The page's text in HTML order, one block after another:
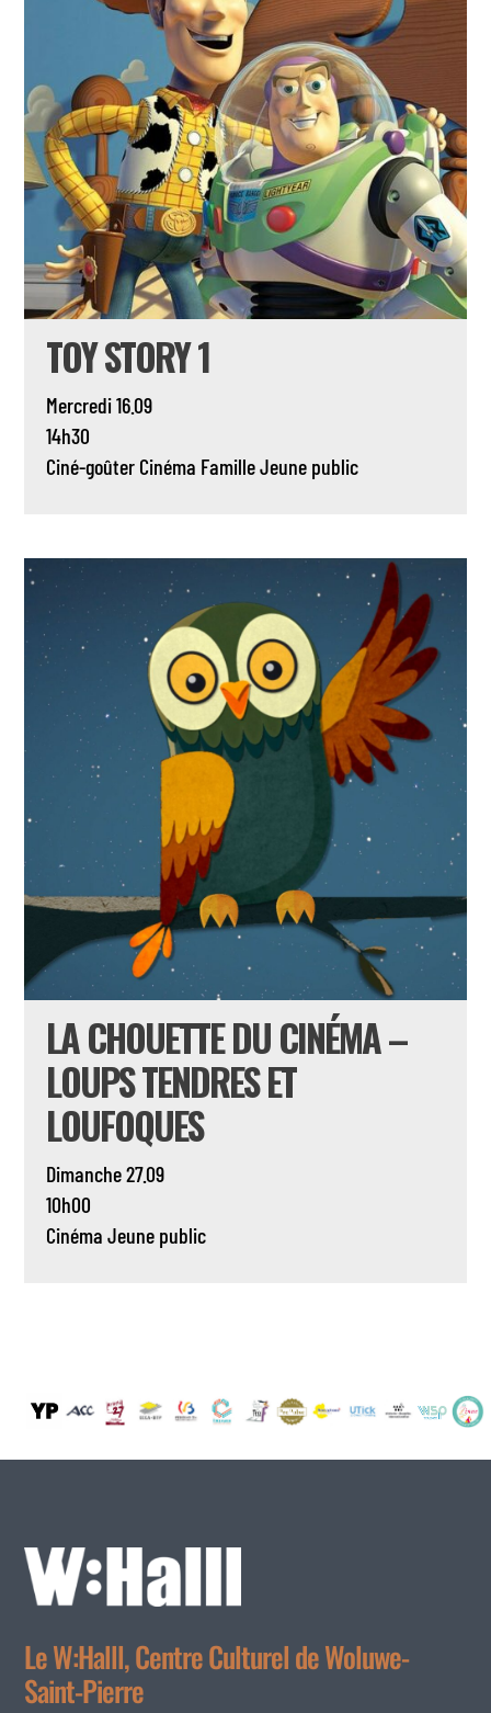
TOY STORY 1
Mercredi 16.09
14h30
Ciné-goûter Cinéma FamilleJeune public
LA CHOUETTE DU CINÉMA –
LOUPS TENDRES ET
LOUFOQUES
Dimanche 27.09
10h00
Cinéma Jeune public
Le W:Halll, Centre Culturel de Woluwe-
Saint-Pierre